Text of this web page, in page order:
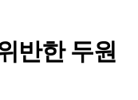
반한 두원